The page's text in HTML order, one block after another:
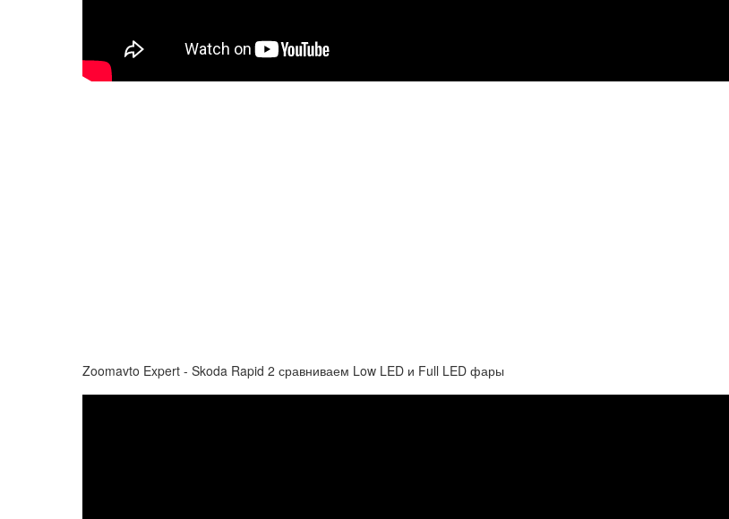
Zoomavto Expert - Skoda Rapid 2 сравниваем Low LED и Full LED фары